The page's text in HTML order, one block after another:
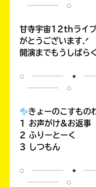
┈┈┈┈ ◌
甘寺宇宙12thライブ
がとうございます.ᐟ
開演までもうしばら
◌ ┈┈┈┈ ⋆
┈┈┈┈ ◌
きょーのこすもの
1 お声がけ&お返事
2 ふりーとーく
3 しつもん
◌ ┈┈┈┈ ⋆
┈┈┈┈ ◌